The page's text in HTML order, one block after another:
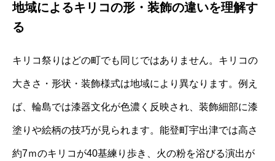
地域によるキリコの形・装飾の違いを理解す
る
キリコ祭りはどの町でも同じではありません。キリコの
大きさ・形状・装飾様式は地域により異なります。例え
ば、輪島では漆器文化が色濃く反映され、装飾細部に漆
塗りや絵柄の技巧が見られます。能登町宇出津では高さ
約7ｍのキリコが40基練り歩き、火の粉を浴びる演出が